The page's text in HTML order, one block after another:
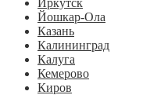
Иркутск
Йошкар-Ола
Казань
Калининград
Калуга
Кемерово
Киров